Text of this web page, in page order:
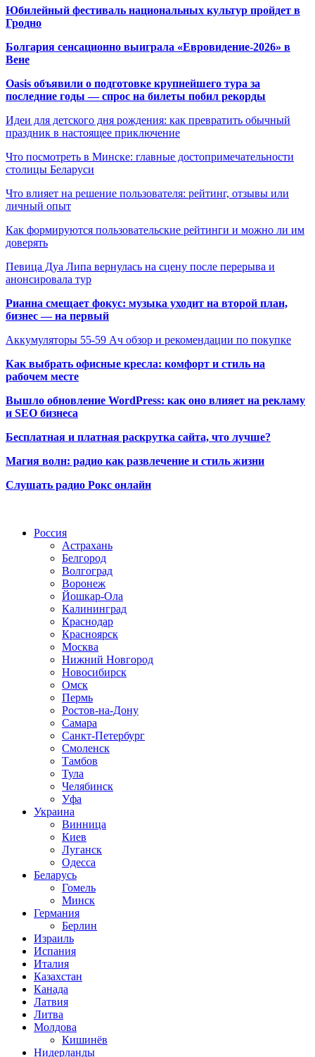
Юбилейный фестиваль национальных культур пройдет в
Гродно
Болгария сенсационно выиграла «Евровидение-2026» в
Вене
Oasis объявили о подготовке крупнейшего тура за
последние годы — спрос на билеты побил рекорды
Идеи для детского дня рождения: как превратить обычный
праздник в настоящее приключение
Что посмотреть в Минске: главные достопримечательности
столицы Беларуси
Что влияет на решение пользователя: рейтинг, отзывы или
личный опыт
Как формируются пользовательские рейтинги и можно ли им
доверять
Певица Дуа Липа вернулась на сцену после перерыва и
анонсировала тур
Рианна смещает фокус: музыка уходит на второй план,
бизнес — на первый
Аккумуляторы 55-59 Ач обзор и рекомендации по покупке
Как выбрать офисные кресла: комфорт и стиль на
рабочем месте
Вышло обновление WordPress: как оно влияет на рекламу
и SEO бизнеса
Бесплатная и платная раскрутка сайта, что лучше?
Магия волн: радио как развлечение и стиль жизни
Слушать радио Рокс онлайн
Россия
Астрахань
Белгород
Волгоград
Воронеж
Йошкар-Ола
Калининград
Краснодар
Красноярск
Москва
Нижний Новгород
Новосибирск
Омск
Пермь
Ростов-на-Дону
Самара
Санкт-Петербург
Смоленск
Тамбов
Тула
Челябинск
Уфа
Украина
Винница
Киев
Луганск
Одесса
Беларусь
Гомель
Минск
Германия
Берлин
Израиль
Испания
Италия
Казахстан
Канада
Латвия
Литва
Молдова
Кишинёв
Нидерланды